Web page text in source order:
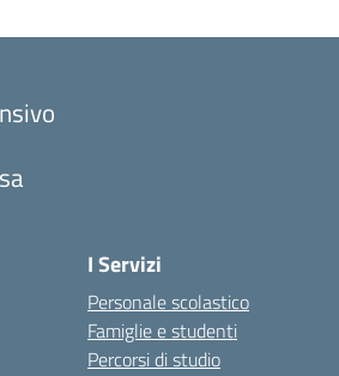
I Servizi
Personale scolastico
Famiglie e studenti
Percorsi di studio